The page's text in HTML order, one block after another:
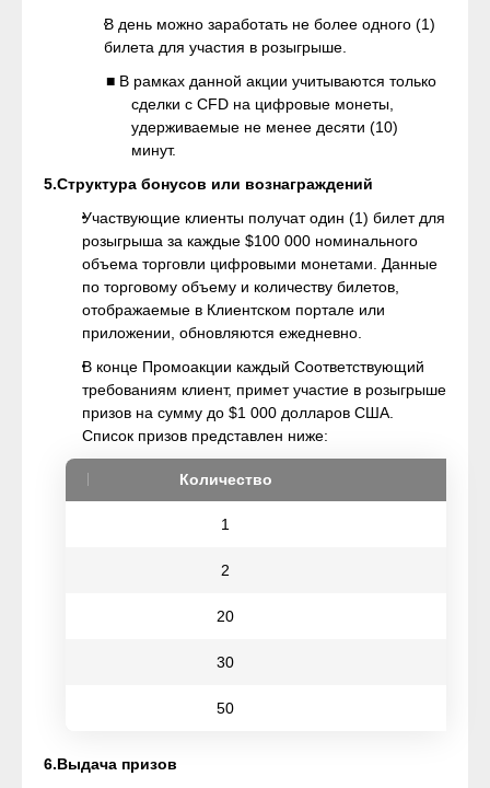
В день можно заработать не более одного (1)
билета для участия в розыгрыше.
■ В рамках данной акции учитываются только
сделки с CFD на цифровые монеты,
удерживаемые не менее десяти (10)
минут.
5.Структура бонусов или вознаграждений
Участвующие клиенты получат один (1) билет для
розыгрыша за каждые $100 000 номинального
объема торговли цифровыми монетами. Данные
по торговому объему и количеству билетов,
отображаемые в Клиентском портале или
приложении, обновляются ежедневно.
В конце Промоакции каждый Соответствующий
требованиям клиент, примет участие в розыгрыше
призов на сумму до $1 000 долларов США.
Список призов представлен ниже:
Количество
1
2
20
30
50
6.Выдача призов